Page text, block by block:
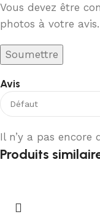
Avis
Il n’y a pas encore
Vous devez être
photos à votre avis.
Produits